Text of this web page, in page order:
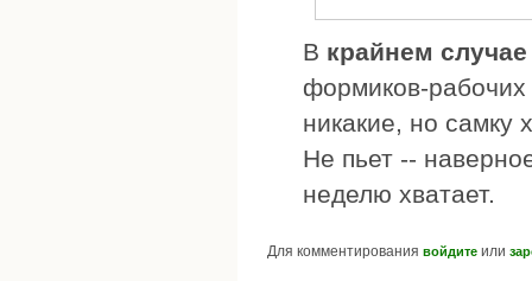
В крайнем случае
формиков-рабочих
никакие, но самку
Не пьет --
неделю хватает.
Для комментирования войдите или